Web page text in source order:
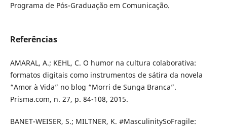
Programa de Pós-Graduação em Comunicação.
Referências
AMARAL, A.; KEHL, C. O humor na cultura colaborativa:
formatos digitais como instrumentos de sátira da novela
“Amor à Vida” no blog “Morri de Sunga Branca”.
Prisma.com, n. 27, p. 84-108, 2015.
BANET-WEISER, S.; MILTNER, K. #MasculinitySoFragile: